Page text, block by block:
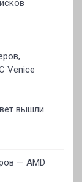
Venice
вышли
— AMD